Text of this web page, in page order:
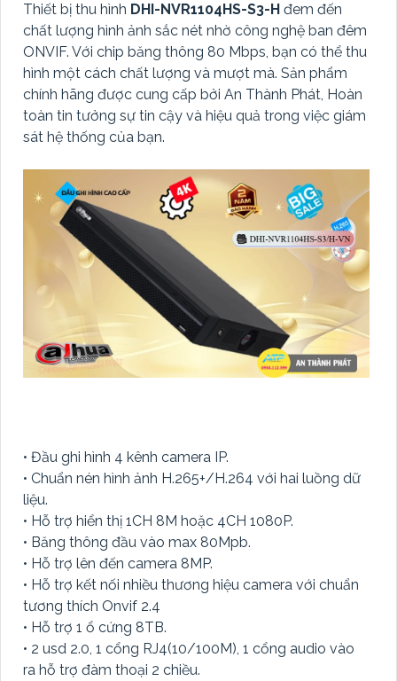
Thiết bị thu hình DHI-NVR1104HS-S3-H đem đến
chất lượng hình ảnh sắc nét nhờ công nghệ ban đêm
ONVIF. Với chip băng thông 80 Mbps, bạn có thể thu
hình một cách chất lượng và mượt mà. Sản phẩm
chính hãng được cung cấp bởi An Thành Phát, Hoàn
toàn tin tưởng sự tin cậy và hiệu quả trong việc giám
sát hệ thống của bạn.
• Đầu ghi hình 4 kênh camera IP.
• Chuẩn nén hình ảnh H.265+/H.264 với hai luồng dữ
liệu.
• Hỗ trợ hiển thị 1CH 8M hoặc 4CH 1080P.
• Băng thông đầu vào max 80Mpb.
• Hỗ trợ lên đến camera 8MP.
• Hỗ trợ kết nối nhiều thương hiệu camera với chuẩn
tương thích Onvif 2.4
• Hỗ trợ 1 ổ cứng 8TB.
• 2 usd 2.0, 1 cổng RJ4(10/100M), 1 cổng audio vào
ra hỗ trợ đàm thoại 2 chiều.